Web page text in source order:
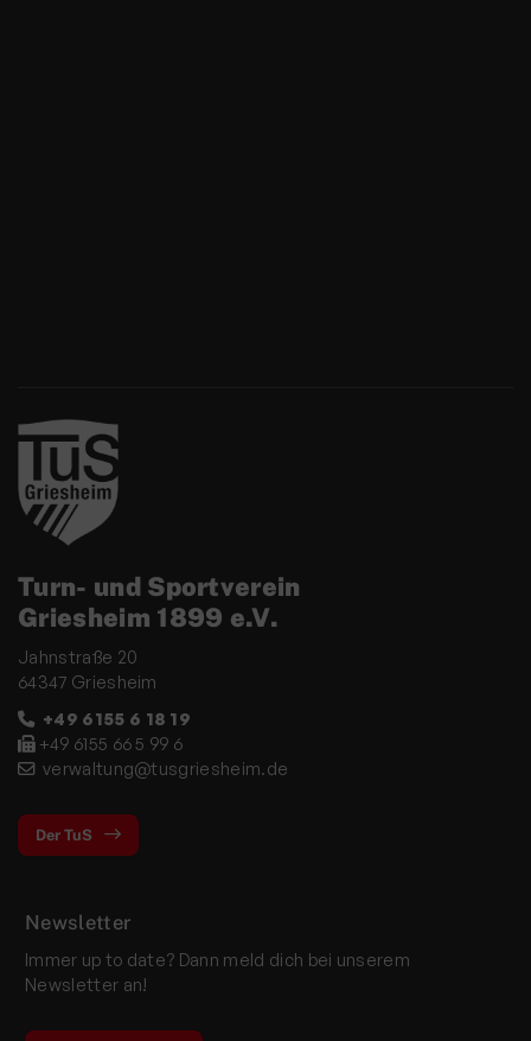
Turn- und Sportverein
Griesheim 1899 e.V.
Jahnstraße 20
64347 Griesheim
+49 6155 6 18 19
+49 6155 66 5 99 6
verwaltung@tusgriesheim.de
Der TuS
Newsletter
Immer up to date? Dann meld dich bei unserem
Newsletter an!